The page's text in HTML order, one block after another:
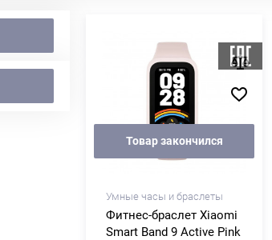
Товар закончился
Умные часы и браслеты
Фитнес-браслет Xiaomi
Smart Band 9 Active Pink